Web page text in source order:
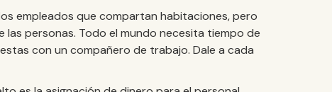
empleados que compartan habitaciones, pero
personas. Todo el mundo necesita tiempo de
con un compañero de trabajo. Dale a cada